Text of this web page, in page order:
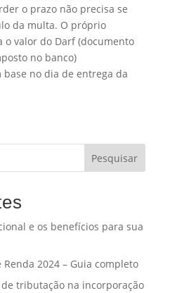
o prazo não precisa se
da multa. O próprio
o valor do Darf (documento
no banco)
no dia de entrega da
Pesquisar
e os benefícios para sua
2024 – Guia completo
de tributação na incorporação